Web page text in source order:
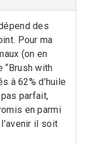
des
Pour ma
(on en
“Brush with
à 62% d’huile
parfait,
en parmi
il soit